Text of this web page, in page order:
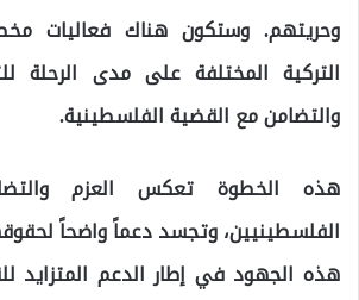
وحريتهم. وستكون هناك فعاليات
التركية المختلفة على مدى الرحلة
والتضامن مع القضية الفلسطينية.
هذه الخطوة تعكس العزم
الفلسطينيين، وتجسد دعماً واضحاً
هذه الجهود في إطار الدعم المتزايد